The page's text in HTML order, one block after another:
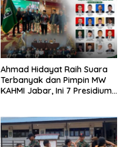
Ahmad Hidayat Raih Suara
Terbanyak dan Pimpin MW
KAHMI Jabar, Ini 7 Presidium